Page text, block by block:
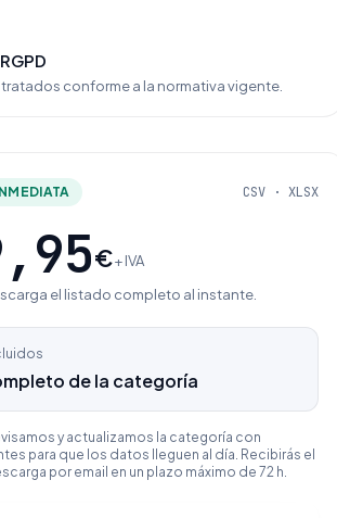
conforme a la normativa vigente.
CSV · XLSX
€+ IVA
el listado completo al instante.
de la categoría
y actualizamos la categoría con
para que los datos lleguen al día. Recibirás el
por email en un plazo máximo de 72 h.